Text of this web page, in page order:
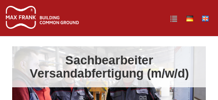
Sachbearbeiter
Versandabfertigung (m/w/d)